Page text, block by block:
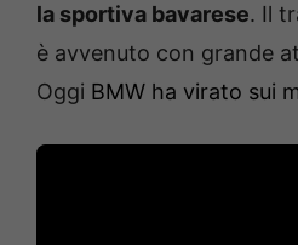
la sportiva bavarese. Il
è avvenuto con grande
Oggi BMW ha virato sui